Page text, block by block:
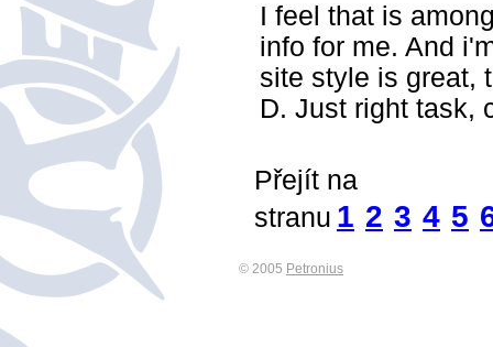
I feel that is
info for me. And
site style is great,
D. Just right task,
Přejít na
stranu 1 2 3 4 5
© 2005 Petronius